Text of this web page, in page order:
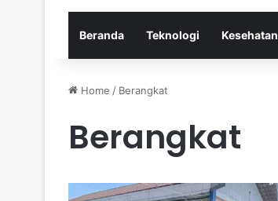
Beranda Teknologi Kesehatan
Home / Berangkat
Berangkat